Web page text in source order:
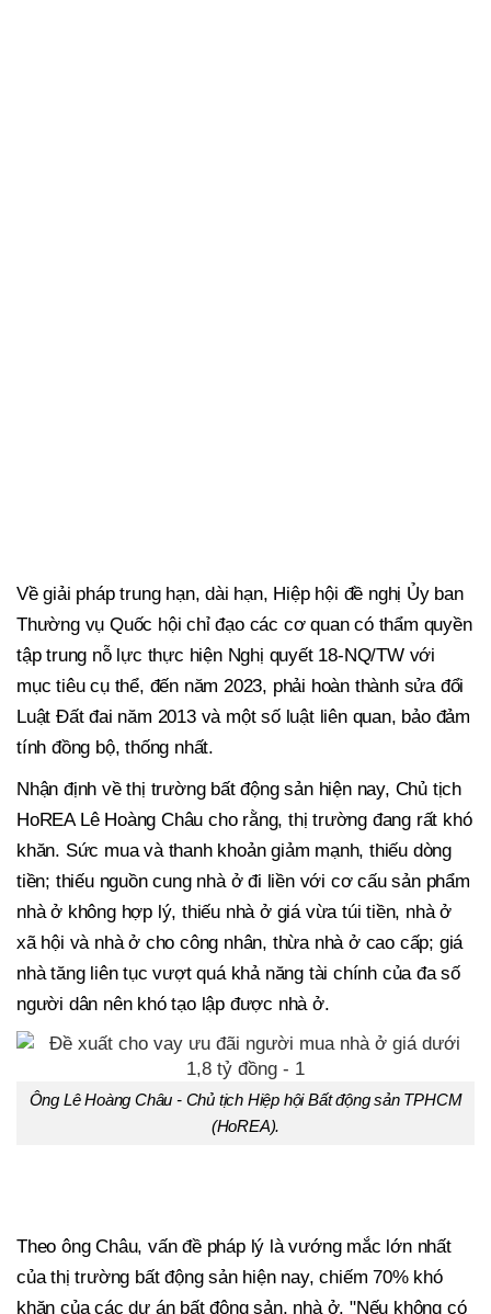
Về giải pháp trung hạn, dài hạn, Hiệp hội đề nghị Ủy ban
Thường vụ Quốc hội chỉ đạo các cơ quan có thẩm quyền
tập trung nỗ lực thực hiện Nghị quyết 18-NQ/TW với
mục tiêu cụ thể, đến năm 2023, phải hoàn thành sửa đổi
Luật Đất đai năm 2013 và một số luật liên quan, bảo đảm
tính đồng bộ, thống nhất.
Nhận định về thị trường bất động sản hiện nay, Chủ tịch
HoREA Lê Hoàng Châu cho rằng, thị trường đang rất khó
khăn. Sức mua và thanh khoản giảm mạnh, thiếu dòng
tiền; thiếu nguồn cung nhà ở đi liền với cơ cấu sản phẩm
nhà ở không hợp lý, thiếu nhà ở giá vừa túi tiền, nhà ở
xã hội và nhà ở cho công nhân, thừa nhà ở cao cấp; giá
nhà tăng liên tục vượt quá khả năng tài chính của đa số
người dân nên khó tạo lập được nhà ở.
Ông Lê Hoàng Châu - Chủ tịch Hiệp hội Bất động sản TPHCM
(HoREA).
Theo ông Châu, vấn đề pháp lý là vướng mắc lớn nhất
của thị trường bất động sản hiện nay, chiếm 70% khó
khăn của các dự án bất động sản, nhà ở. "Nếu không có